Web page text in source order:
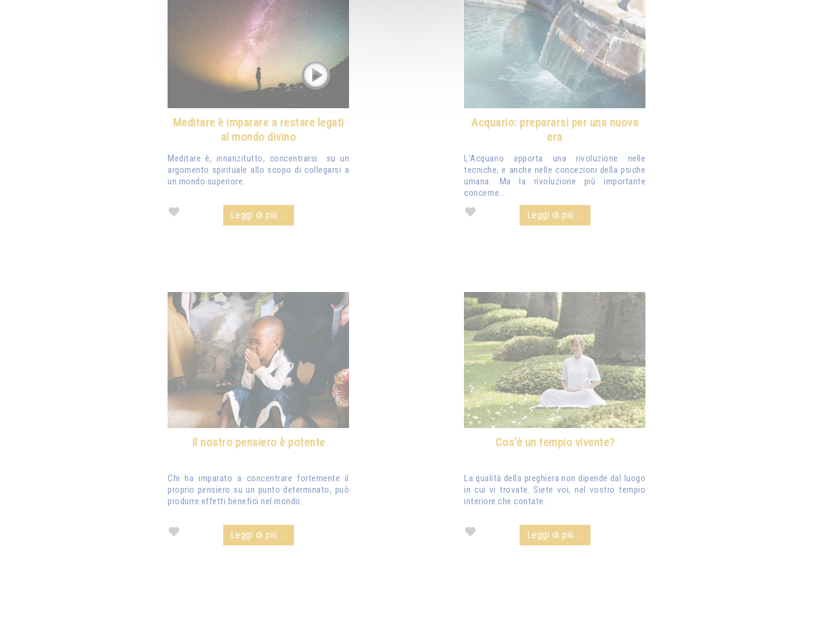
Meditare è imparare a restare legati
al mondo divino
Meditare è, innanzitutto, concentrarsi su un
argomento spirituale allo scopo di collegarsi a
un mondo superiore.
Leggi di più ...
Acquario: prepararsi per una nuova
era
L’Acquario apporta una rivoluzione nelle
tecniche, e anche nelle concezioni della psiche
umana. Ma la rivoluzione più importante
concerne...
Leggi di più ...
Il nostro pensiero è potente
Chi ha imparato a concentrare fortemente il
proprio pensiero su un punto determinato, può
produrre effetti benefici nel mondo.
Leggi di più ...
Cos'è un tempio vivente?
La qualità della preghiera non dipende dal luogo
in cui vi trovate. Siete voi, nel vostro tempio
interiore che contate.
Leggi di più ...